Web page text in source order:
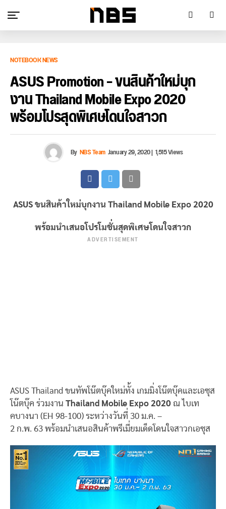
NOTEBOOK NEWS
ASUS Promotion – ขนสินค้าใหม่บุก
งาน Thailand Mobile Expo 2020
พร้อมโปรสุดพิเศษโดนใจสาวก
By NBS Team January 29, 2020| 1,515 Views
ASUS ขนสินค้าใหม่บุกงาน Thailand Mobile Expo 2020
พร้อมนำเสนอโปรโมชั่นสุดพิเศษโดนใจสาวก
ADVERTISEMENT
ASUS Thailand ขนทัพโน๊ตบุ๊คใหม่ทั้ง เกมมิ่งโน๊ตบุ๊คและเอซุส
โน๊ตบุ๊ค ร่วมงาน Thailand Mobile Expo 2020 ณ ไบเท
คบางนา (EH 98-100) ระหว่างวันที่ 30 ม.ค. –
2 ก.พ. 63 พร้อมนำเสนอสินค้าพรีเมี่ยมเด็ดโดนใจสาวกเอซุส